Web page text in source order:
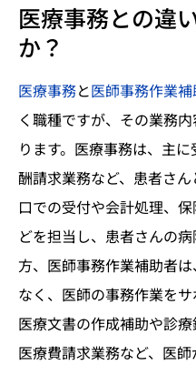
医療事務との違
か？
医療事務と医師事務作業
く職種ですが、その業務
ります。医療事務は、主
酬請求業務など、患者さ
口での受付や会計処理、
どを担当し、患者さんの
方、医師事務作業補助者
なく、医師の事務作業をサ
医療文書の作成補助や診
医療費請求業務など、医